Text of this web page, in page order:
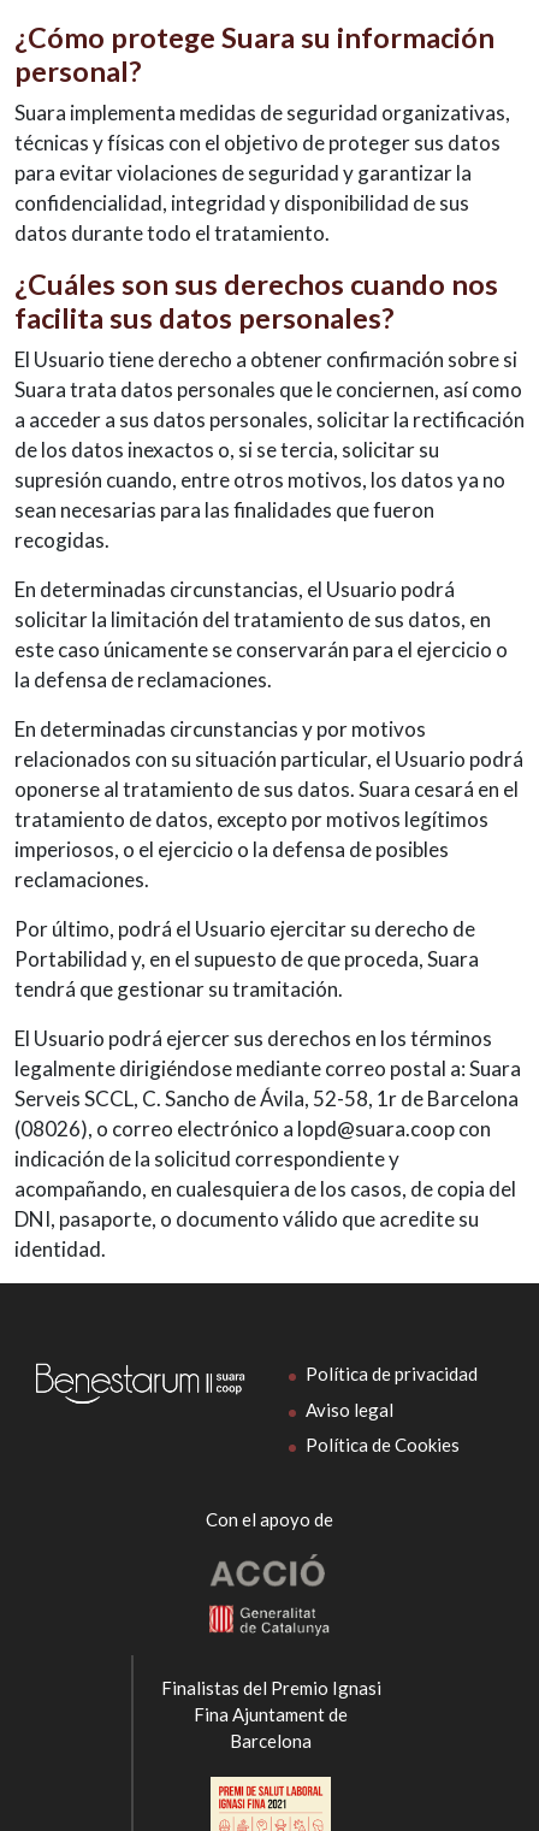
¿Cómo protege Suara su información
personal?
Suara implementa medidas de seguridad organizativas,
técnicas y físicas con el objetivo de proteger sus datos
para evitar violaciones de seguridad y garantizar la
confidencialidad, integridad y disponibilidad de sus
datos durante todo el tratamiento.
¿Cuáles son sus derechos cuando nos
facilita sus datos personales?
El Usuario tiene derecho a obtener confirmación sobre si
Suara trata datos personales que le conciernen, así como
a acceder a sus datos personales, solicitar la rectificación
de los datos inexactos o, si se tercia, solicitar su
supresión cuando, entre otros motivos, los datos ya no
sean necesarias para las finalidades que fueron
recogidas.
En determinadas circunstancias, el Usuario podrá
solicitar la limitación del tratamiento de sus datos, en
este caso únicamente se conservarán para el ejercicio o
la defensa de reclamaciones.
En determinadas circunstancias y por motivos
relacionados con su situación particular, el Usuario podrá
oponerse al tratamiento de sus datos. Suara cesará en el
tratamiento de datos, excepto por motivos legítimos
imperiosos, o el ejercicio o la defensa de posibles
reclamaciones.
Por último, podrá el Usuario ejercitar su derecho de
Portabilidad y, en el supuesto de que proceda, Suara
tendrá que gestionar su tramitación.
El Usuario podrá ejercer sus derechos en los términos
legalmente dirigiéndose mediante correo postal a: Suara
Serveis SCCL, C. Sancho de Ávila, 52-58, 1r de Barcelona
(08026), o correo electrónico a lopd@suara.coop con
indicación de la solicitud correspondiente y
acompañando, en cualesquiera de los casos, de copia del
DNI, pasaporte, o documento válido que acredite su
identidad.
Política de privacidad
Aviso legal
Política de Cookies
Con el apoyo de
Finalistas del Premio Ignasi
Fina Ajuntament de
Barcelona